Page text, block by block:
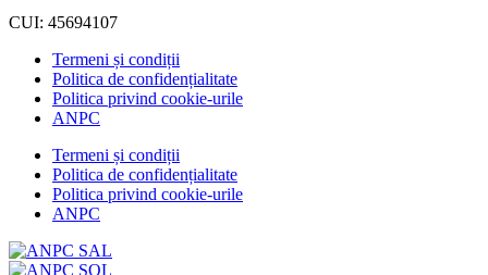
CUI: 45694107
Termeni și condiții
Politica de confidențialitate
Politica privind cookie-urile
ANPC
Termeni și condiții
Politica de confidențialitate
Politica privind cookie-urile
ANPC